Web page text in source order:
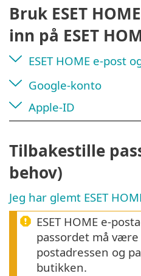
Bruk ESET
inn på ESET
ESET HOME e-post
Google-konto
Apple-ID
Tilbakestille
behov)
Jeg har glemt ESET
ESET HOME e-
passordet må
postadressen og
butikken.